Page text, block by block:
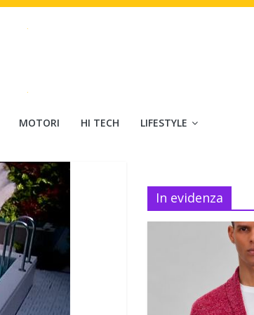
MOTORI HI TECH LIFESTYLE
In evidenza